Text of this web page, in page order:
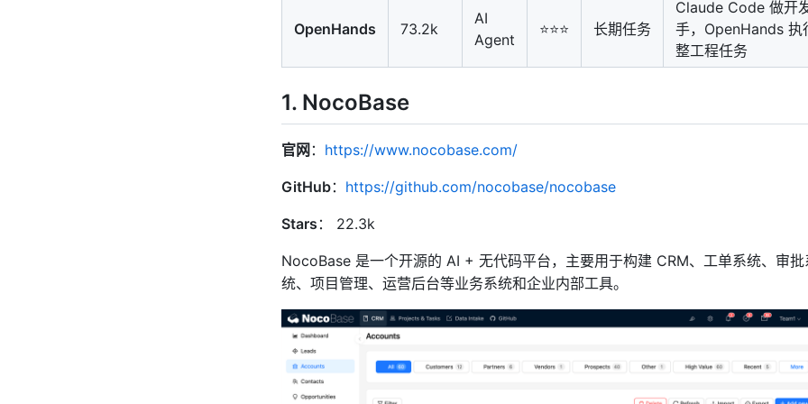
OpenHands 73.2k
AI
Agent
⭐⭐⭐ 长期任务
Claude Code 做开
手，OpenHands 执
整工程任务
1. NocoBase
官网 ： https://www.nocobase.com/
GitHub： https://github.com/nocobase/nocobase
Stars ： 22.3k
NocoBase 是一个开源的 AI + 无代码平台，主要用于构建 CRM、工单系统、审批
统、项目管理、运营后台等业务系统和企业内部工具。